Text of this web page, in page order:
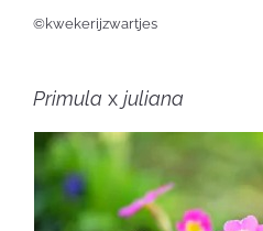
©kwekerijzwartjes
Primula x juliana